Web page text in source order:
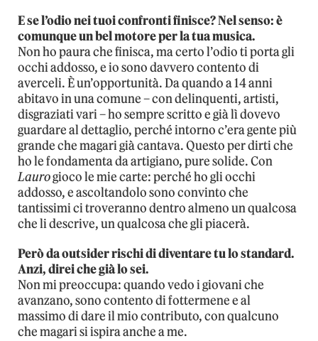
E se l’odio nei tuoi confronti finisce? Nel senso: è
comunque un bel motore per la tua musica.
Non ho paura che finisca, ma certo l’odio ti porta gli
occhi addosso, e io sono davvero contento di
averceli. È un’opportunità. Da quando a 14 anni
abitavo in una comune – con delinquenti, artisti,
disgraziati vari – ho sempre scritto e già lì dovevo
guardare al dettaglio, perché intorno c’era gente più
grande che magari già cantava. Questo per dirti che
ho le fondamenta da artigiano, pure solide. Con
Laurogioco le mie carte: perché ho gli occhi
addosso, e ascoltandolo sono convinto che
tantissimi ci troveranno dentro almeno un qualcosa
che li descrive, un qualcosa che gli piacerà.
Però da outsider rischi di diventare tu lo standard.
Anzi, direi che già lo sei.
Non mi preoccupa: quando vedo i giovani che
avanzano, sono contento di fottermene e al
massimo di dare il mio contributo, con qualcuno
che magari si ispira anche a me.